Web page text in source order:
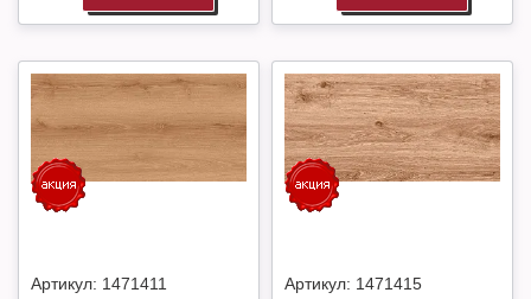
Артикул: 1471411 Артикул: 1471415